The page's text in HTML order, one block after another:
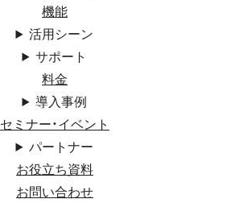
機能
活用シーン
サポート
料金
導入事例
セミナー・イベント
パートナー
お役立ち資料
お問い合わせ